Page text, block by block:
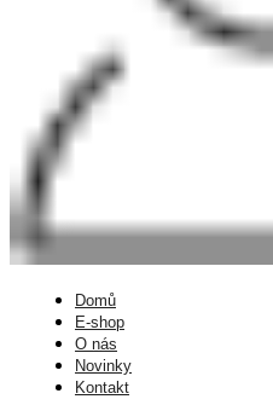
Domů
E-shop
O nás
Novinky
Kontakt